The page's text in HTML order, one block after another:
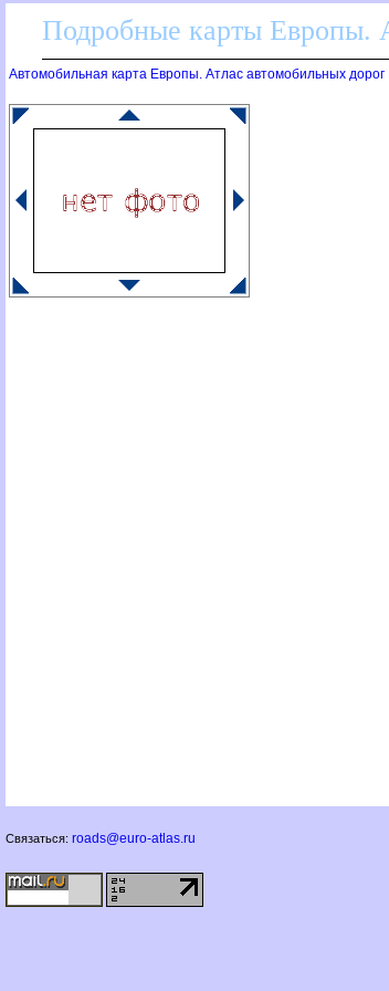
Подробные карты Европы.
Автомобильная карта Европы. Атлас автомобильных
Связаться: roads@euro-atlas.ru